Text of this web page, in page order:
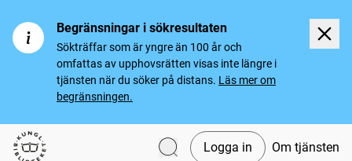
Begränsningar i sökresultaten
Sökträffar som är yngre än 100 år och
omfattas av upphovsrätten visas inte längre i
tjänsten när du söker på distans. Läs mer om
begränsningen.
Svenska tidningar
Logga in Om tjänsten